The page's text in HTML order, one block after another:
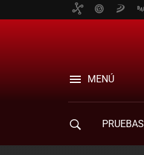
MENÚ
PRUEBAS